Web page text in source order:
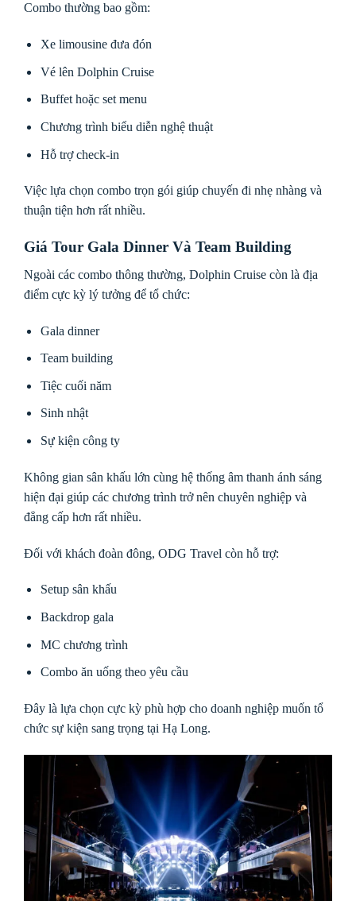
Combo thường bao gồm:
Xe limousine đưa đón
Vé lên Dolphin Cruise
Buffet hoặc set menu
Chương trình biểu diễn nghệ thuật
Hỗ trợ check-in
Việc lựa chọn combo trọn gói giúp chuyến đi nhẹ nhàng và
thuận tiện hơn rất nhiều.
Giá Tour Gala Dinner Và Team Building
Ngoài các combo thông thường, Dolphin Cruise còn là địa
điểm cực kỳ lý tưởng để tổ chức:
Gala dinner
Team building
Tiệc cuối năm
Sinh nhật
Sự kiện công ty
Không gian sân khấu lớn cùng hệ thống âm thanh ánh sáng
hiện đại giúp các chương trình trở nên chuyên nghiệp và
đẳng cấp hơn rất nhiều.
Đối với khách đoàn đông, ODG Travel còn hỗ trợ:
Setup sân khấu
Backdrop gala
MC chương trình
Combo ăn uống theo yêu cầu
Đây là lựa chọn cực kỳ phù hợp cho doanh nghiệp muốn tổ
chức sự kiện sang trọng tại Hạ Long.